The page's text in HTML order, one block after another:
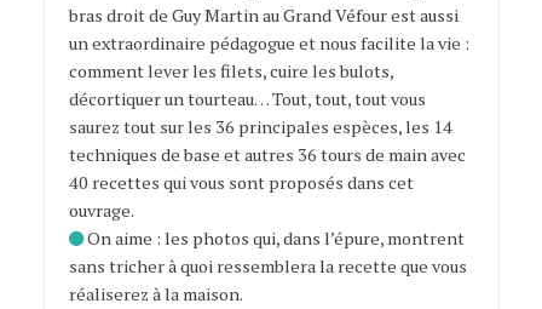
bras droit de Guy Martin au Grand Véfour est aussi
un extraordinaire pédagogue et nous facilite la vie :
comment lever les filets, cuire les bulots,
décortiquer un tourteau… Tout, tout, tout vous
saurez tout sur les 36 principales espèces, les 14
techniques de base et autres 36 tours de main avec
40 recettes qui vous sont proposés dans cet
ouvrage.
On aime : les photos qui, dans l’épure, montrent
sans tricher à quoi ressemblera la recette que vous
réaliserez à la maison.